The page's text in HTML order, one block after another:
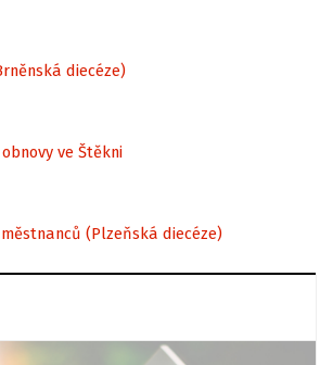
diecéze)
ve Štěkni
(Plzeňská diecéze)